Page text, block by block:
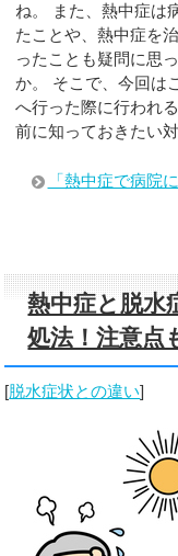
ね。 また、熱中症は
たことや、熱中症を
ったことも疑問に思
か。 そこで、今回は
へ行った際に行われ
前に知っておきたい
「熱中症で病院
熱中症と脱水
処法！注意点
[脱水症状との違い]